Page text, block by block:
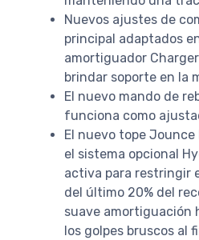
Nuevos ajustes de
principal adaptados
amortiguador
brindar soporte en la
El nuevo mando de
funciona como
El nuevo tope
el sistema opcional
activa para restringir
del último 20% del
suave amortiguación
los golpes bruscos al